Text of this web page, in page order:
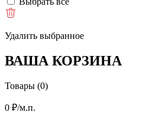
Удалить выбранное
ВАША КОРЗИНА
Товары (0)
0 ₽/м.п.